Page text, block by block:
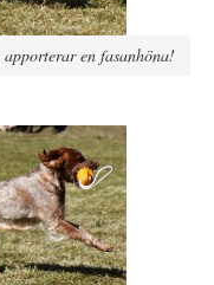
en fasanhöna!